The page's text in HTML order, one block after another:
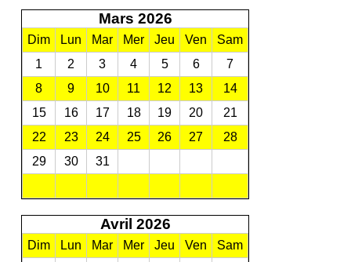
Mars 2026
Dim Lun Mar Mer Jeu Ven
Sam
1
2 3 4 5 6
7
8
9 10 11 12 13
14
15
16 17 18 19 20
21
22
23 24 25 26 27
28
29
30 31
Avril 2026
Dim Lun Mar Mer Jeu Ven
Sam